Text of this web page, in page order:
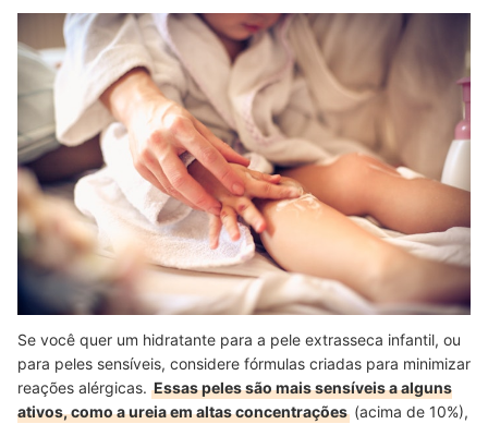
Se você quer um hidratante para a pele extrasseca infantil, ou
para peles sensíveis, considere fórmulas criadas para minimizar
reações alérgicas. Essas peles são mais sensíveis a alguns
ativos, como a ureia em altas concentrações (acima de 10%),